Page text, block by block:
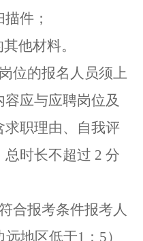
件；
他材料。
位的报名人员须上
应与应聘岗位及
求职理由、自我评
总时长不超过 2 分
合报考条件报考人
远地区低于1 ： 5）